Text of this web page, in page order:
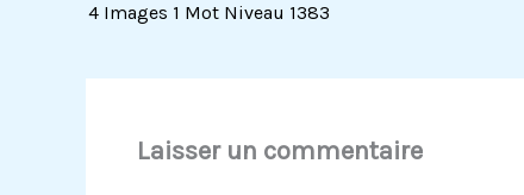
4 Images 1 Mot Niveau 1383
Laisser un commentaire